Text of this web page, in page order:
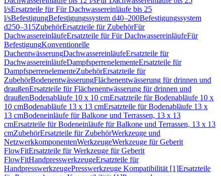
l/sErsatzteile für Für Dachwassereinläufe bis 25
l/sBefestigungBefestigungssystem d40–200Befestigungssystem
d250–315ZubehörErsatzteile für ZubehörFür
DachwassereinläufeErsatzteile für Für DachwassereinläufeFür
BefestigungKonventionelle
DachentwässerungDachwassereinläufeErsatzteile für
DachwassereinläufeDampfsperrenelementeErsatzteile für
DampfsperrenelementeZubehörErsatzteile für
ZubehörBodenentwässerungFlächenentwässerung für drinnen und
draußenErsatzteile für Flächenentwässerung für drinnen und
draußenBodenabläufe 10 x 10 cmErsatzteile für Bodenabläufe 10 x
10 cmBodenabläufe 13 x 13 cmErsatzteile für Bodenabläufe 13 x
13 cmBodeneinläufe für Balkone und Terrassen, 13 x 13
cmErsatzteile für Bodeneinläufe für Balkone und Terrassen, 13 x 13
cmZubehörErsatzteile für ZubehörWerkzeuge und
NetzwerkkomponentenWerkzeugeWerkzeuge für Geberit
FlowFitErsatzteile für Werkzeuge für Geberit
FlowFitHandpresswerkzeugeErsatzteile für
HandpresswerkzeugePresswerkzeuge Kompatibilität [1]Ersatzteile